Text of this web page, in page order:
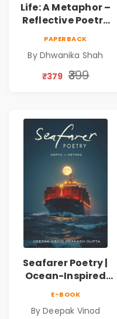
Life: A Metaphor –
Reflective Poetry
Silence & Self-
Discovery | A
Connection | By
Dhwanika Shah
PAPERBACK
By Dhwanika Shah
₹379 ₹399
Seafarer Poetry |
Ocean-Inspired
E-BOOK
By Deepak Vinod